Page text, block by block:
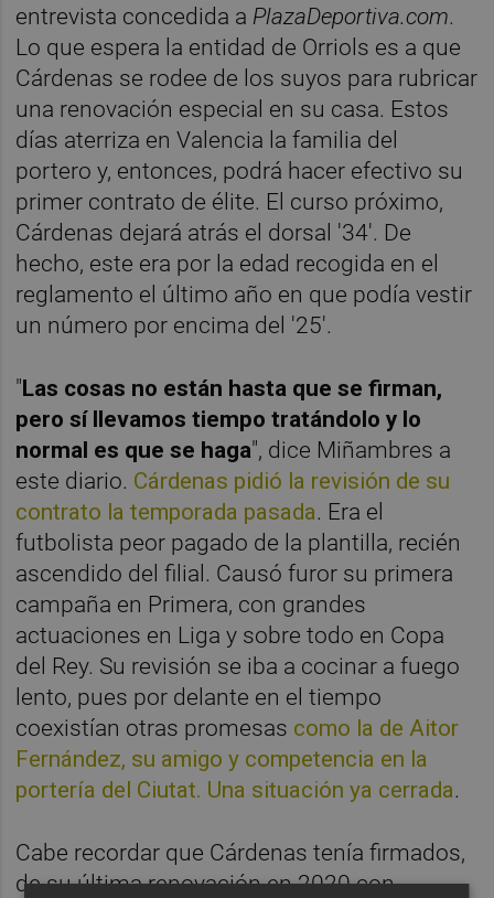
entrevista concedida a PlazaDeportiva.com.
Lo que espera la entidad de Orriols es a que
Cárdenas se rodee de los suyos para rubricar
una renovación especial en su casa. Estos
días aterriza en Valencia la familia del
portero y, entonces, podrá hacer efectivo su
primer contrato de élite. El curso próximo,
Cárdenas dejará atrás el dorsal '34'. De
hecho, este era por la edad recogida en el
reglamento el último año en que podía vestir
un número por encima del '25'.
"Las cosas no están hasta que se firman,
pero sí llevamos tiempo tratándolo y lo
normal es que se haga", dice Miñambres a
este diario. Cárdenas pidió la revisión de su
contrato la temporada pasada. Era el
futbolista peor pagado de la plantilla, recién
ascendido del filial. Causó furor su primera
campaña en Primera, con grandes
actuaciones en Liga y sobre todo en Copa
del Rey. Su revisión se iba a cocinar a fuego
lento, pues por delante en el tiempo
coexistían otras promesas como la de Aitor
Fernández, su amigo y competencia en la
portería del Ciutat. Una situación ya cerrada.
Cabe recordar que Cárdenas tenía firmados,
de su última renovación en 2020 con